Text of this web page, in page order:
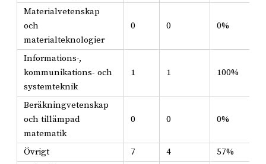
Materialvetenskap
och
materialteknologier
0 0 0%
Informations-,
kommunikations- och
systemteknik
1 1 100%
Beräkningvetenskap
och tillämpad
matematik
0 0 0%
Övrigt 7 4
57%